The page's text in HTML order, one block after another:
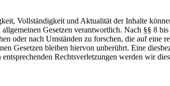
Vollständigkeit und Aktualität der Inhalte
Gesetzen verantwortlich. Nach §§ 8
oder nach Umständen zu forschen, die auf
Gesetzen bleiben hiervon unberührt. Eine
Rechtsverletzungen werden wir